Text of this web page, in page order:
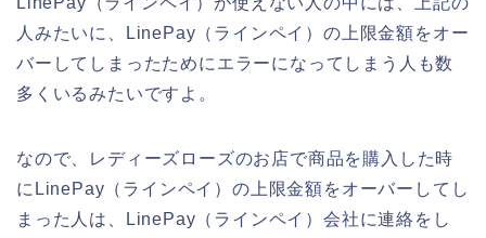
人みたいに、LinePay（ラインペイ）の上限金額をオー
バーしてしまったためにエラーになってしまう人も数
多くいるみたいですよ。
なので、レディーズローズのお店で商品を購入した時
にLinePay（ラインペイ）の上限金額をオーバーしてし
まった人は、LinePay（ラインペイ）会社に連絡をし